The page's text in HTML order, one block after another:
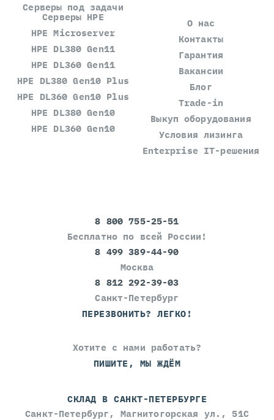
Серверы под задачи
Серверы HPE
HPE Microserver
HPE DL380 Gen11
HPE DL360 Gen11
HPE DL380 Gen10 Plus
HPE DL360 Gen10 Plus
HPE DL380 Gen10
HPE DL360 Gen10
О нас
Контакты
Гарантия
Вакансии
Блог
Trade-in
Выкуп оборудования
Условия лизинга
Enterprise IT-решения
8 800 755-25-51
Бесплатно по всей России!
8 499 389-44-90
Москва
8 812 292-39-03
Санкт-Петербург
ПЕРЕЗВОНИТЬ? ЛЕГКО!
Хотите с нами работать?
ПИШИТЕ, МЫ ЖДЁМ
СКЛАД В САНКТ-ПЕТЕРБУРГЕ
Санкт-Петербург, Магнитогорская ул., 51С